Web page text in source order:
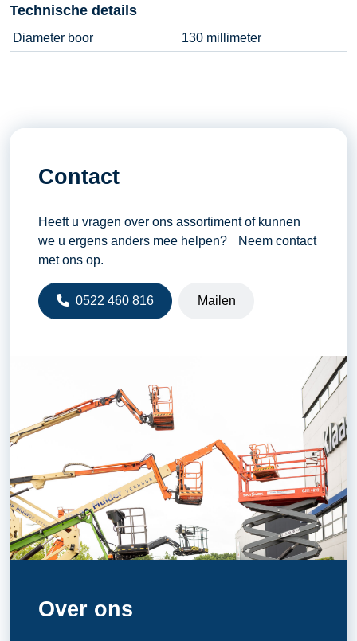
Technische details
Diameter boor 130 millimeter
Contact
Heeft u vragen over ons assortiment of kunnen
we u ergens anders mee helpen? Neem contact
met ons op.
0522 460 816 Mailen
Over ons